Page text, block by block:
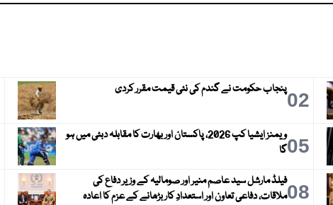
02پنجاب حکومت نے گندم کی نئی قیمت مقرر کردی
05
ویمنز ایشیا کپ 2026، پاکستان اور بھارت کا مقابلہ دبئی میں ہو
گا
08فیلڈ مارشل سید عاصم منیر اور صومالیہ کے وزیر دفاع کی
ملاقات، دفاعی تعاون اور استعدادِ کار بڑھانے کے عزم کا اعادہ